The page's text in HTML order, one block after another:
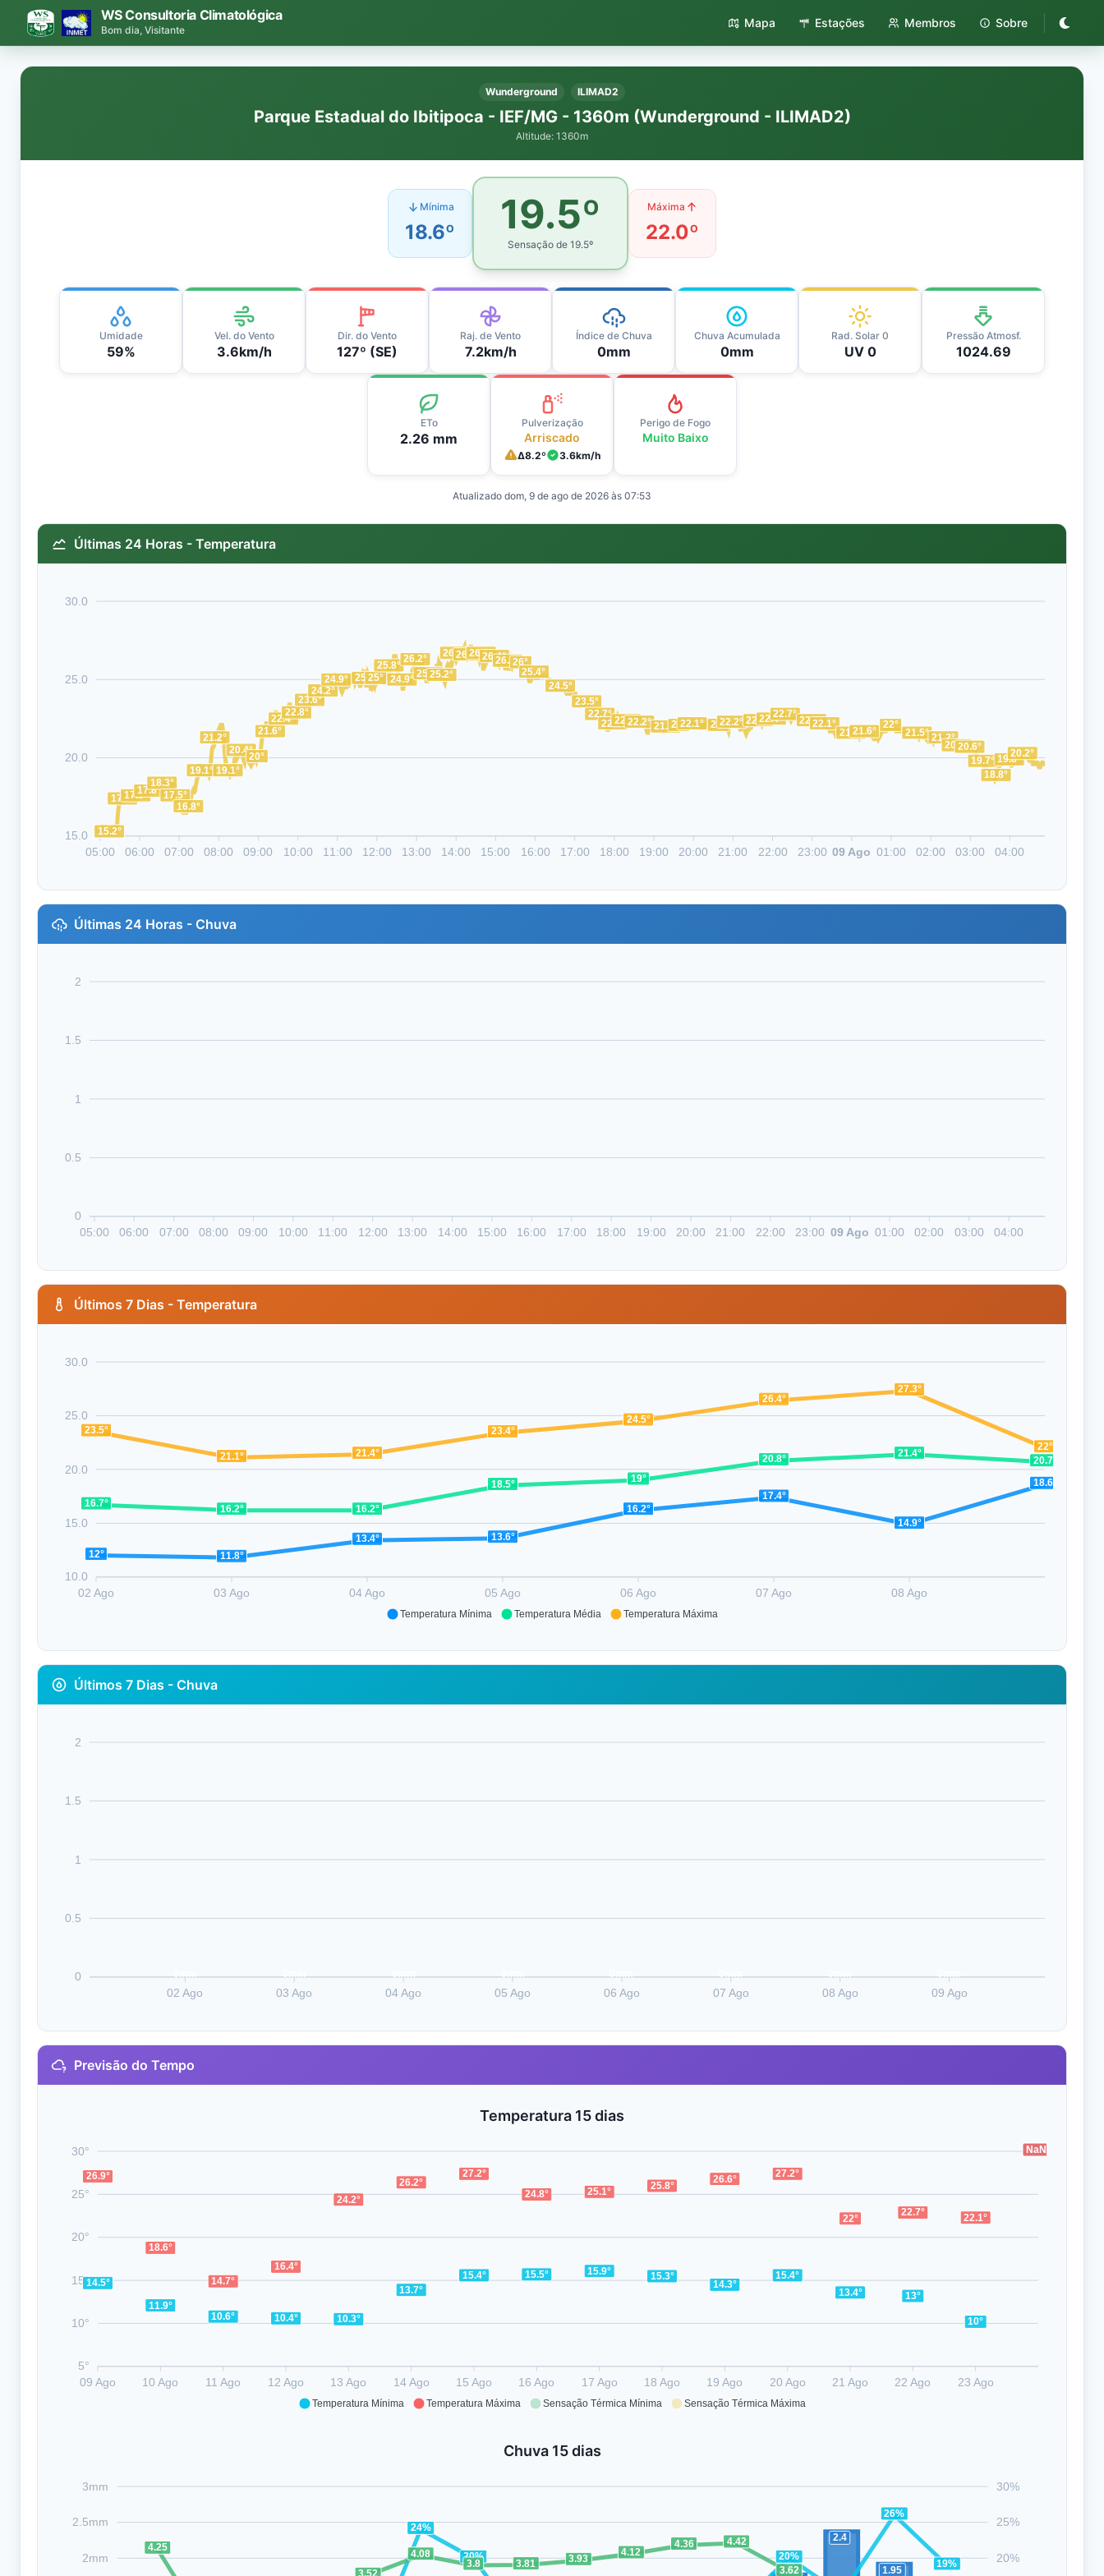
Wunderground ILIMAD2
Parque Estadual do Ibitipoca - IEF/MG - 1360m (Wunderground - ILIMAD2)
Altitude: 1360m
Mínima
18.6º 19.5º
Sensação de 19.5º
Máxima
22.0º
Umidade
59%
Vel. do Vento
3.6km/h
Dir. do Vento
127º (SE)
Raj. de Vento
7.2km/h
Índice de Chuva
0mm
Chuva Acumulada
0mm
Rad. Solar 0
UV 0
Pressão Atmosf.
1024.69
ETo
2.26 mm
Pulverização
Arriscado
Δ8.2º 3.6km/h
Perigo de Fogo
Muito Baixo
Atualizado dom, 9 de ago de 2026 às 07:53
Últimas 24 Horas - Temperatura
30.0
25.0
20.0
15.0 15.2°
17.3°17.5°17.8°
18.3°
17.5°
16.8°
19.1°
21.2°
19.1°
20.4°
20°
21.6°
22.4°
22.8°
23.6°
24.2°
24.9° 25°25°
25.8°
24.9°
26.2°
25.3°25.2°
26.6°26.5°26.6°26.4°26.1°26°
25.4°
24.5°
23.5°
22.7°
22.1°22.3°22.2° 21.9°22°22.1° 22°22.2° 22.3°22.4°22.7°
22.3°22.1°
21.5°21.6°
22°
21.5° 21.2°
20.7°20.6°
19.7°
18.8°
19.8°
20.2°
05:00 06:00 07:00 08:00 09:00 10:00 11:00 12:00 13:00 14:00 15:00 16:00 17:00 18:00 19:00 20:00 21:00 22:00 23:00 09 Ago 01:00 02:00 03:00 04:00
Últimas 24 Horas - Chuva
2
1.5
1
0.5
0
05:00
06:00 07:00 08:00 09:00 10:00 11:00 12:00 13:00 14:00 15:00 16:00 17:00 18:00 19:00 20:00 21:00 22:00 23:00 09 Ago 01:00 02:00 03:00 04:00
Últimos 7 Dias - Temperatura
Temperatura Mínima Temperatura Média Temperatura Máxima
30.0
25.0
20.0
15.0
10.0
12° 11.8°
13.4° 13.6°
16.2°
17.4°
14.9°
18.6°
16.7°
16.2° 16.2°
18.5° 19°
20.8°
21.4°
20.7°
23.5°
21.1° 21.4°
23.4°
24.5°
26.4°
27.3°
22°
02 Ago 03 Ago 04 Ago 05 Ago 06 Ago 07 Ago 08 Ago
Últimos 7 Dias - Chuva
2
1.5
1
0.5
0 0mm 0mm 0mm 0mm 0mm 0mm 0mm 0mm
02 Ago 03 Ago 04 Ago 05 Ago 06 Ago 07 Ago 08 Ago 09 Ago
Previsão do Tempo
Temperatura 15 dias
Temperatura Mínima Temperatura Máxima Sensação Térmica Mínima Sensação Térmica Máxima
30°
25°
20°
15°
10°
5°
14.5°
11.9°
10.6°
10.4° 10.3°
13.7°
15.4° 15.5° 15.9° 15.3°
14.3°
15.4°
13.4°
13°
10°
NaN°
26.9°
18.6°
14.7°
16.4°
24.2°
26.2°
27.2°
24.8°
25.1°
25.8°
26.6° 27.2°
22°
22.7° 22.1°
NaN°
09 Ago 10 Ago 11 Ago 12 Ago 13 Ago 14 Ago 15 Ago 16 Ago 17 Ago 18 Ago 19 Ago 20 Ago 21 Ago 22 Ago 23 Ago
Chuva 15 dias
30%
25%
20%
2.4
1.95
24%
20% 20%
26%
19%
4.25
4.08
3.8
3.81 3.93
4.12
4.36 4.42
3.62
3mm
2.5mm
2mm
WS Consultoria Climatológica
Bom dia, Visitante
Mapa Estações Membros Sobre